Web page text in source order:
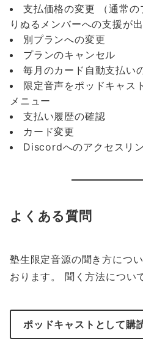
支払価格の変更 （通常
りぬるメンバーへの支援が出
別プランへの変更
プランのキャンセル
毎月のカード自動支払い
限定音声をポッドキャス
メニュー
支払い履歴の確認
カード変更
Discordへのアクセスリ
よくある質問
塾生限定音源の聞き方につ
おります。 聞く方法につい
ポッドキャストとして購